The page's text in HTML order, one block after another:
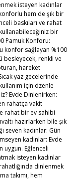
isteyen kadınlar
hem de şık bir
baskıları ve rahat
bir
Pamuk Konforu:
konfor sağlayan %100
besleyecek, renkli ve
hareket
yaz gecelerinde
için özenle
Evde Dinlenirken:
rahatça vakit
rahat bir ev sahibi
hazırlarken bile şık
seven kadınlar: Gün
kadınlar: Evde
uygun. Eğlenceli
isteyen kadınlar
dinlenmek
takımı, hem